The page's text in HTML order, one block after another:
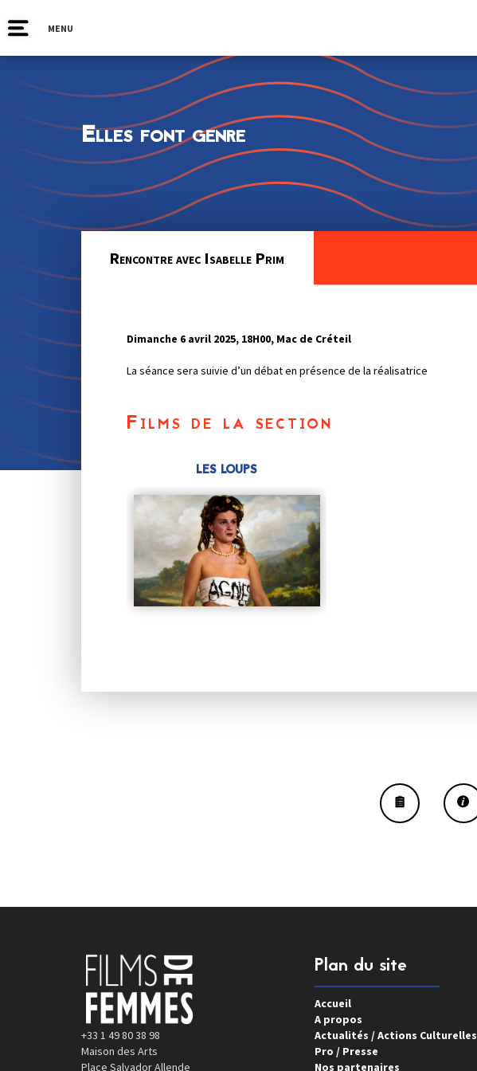
MENU
Elles font genre
Rencontre avec Isabelle Prim
Dimanche 6 avril 2025, 18H00, Mac de Créteil
La séance sera suivie d’un débat en présence de la réalisatrice
Films de la section
LES LOUPS
+33 1 49 80 38 98
Maison des Arts
Place Salvador Allende
Plan du site
Accueil
A propos
Actualités / Actions Culturelles
Pro / Presse
Nos partenaires